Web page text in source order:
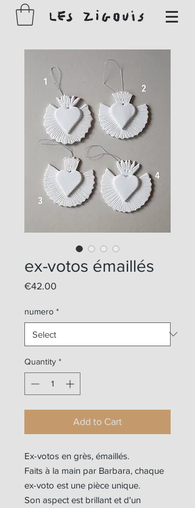
ex-votos émaillés
€42.00
numero *
Quantity *
Add to Cart
Ex-votos en grès, émaillés.
Faits à la main par Barbara, chaque
ex-voto est une pièce unique.
Son aspect est brillant et d'un